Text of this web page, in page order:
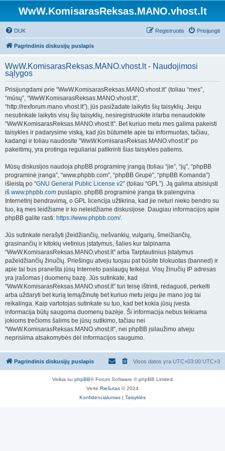
WwW.KomisarasReksas.MANO.vhost.lt
DUK Prisijungti
Registruotis
Pagrindinis diskusijų puslapis
WwW.KomisarasReksas.MANO.vhost.lt - Naudojimosi
sąlygos
Prisijungdami prie “WwW.KomisarasReksas.MANO.vhost.lt” (toliau “mes”,
“mūsų”, “WwW.KomisarasReksas.MANO.vhost.lt”,
“http://rexforum.mano.vhost.lt”), jūs pasižadate laikytis šių taisyklių. Jeigu
nesutinkate laikytis visų šių taisyklių, nesiregistruokite ir/arba nenaudokite
“WwW.KomisarasReksas.MANO.vhost.lt”. Bet kuriuo metu mes galima pakeisti
taisykles ir padarysime viską, kad jūs būtumėte apie tai informuotas, tačiau,
kadangi ir toliau naudosite “WwW.KomisarasReksas.MANO.vhost.lt” po
pakeitimų, yra protinga reguliariai patikrinti šias taisykles patiems.
Mūsų diskusijos naudoja phpBB programinę įrangą (toliau “jie”, “jų”, “phpBB
programinė įranga”, “www.phpbb.com”, “phpBB Grupė”, “phpBB Komanda”)
išleistą po “GNU General Public License v2” (toliau “GPL”). Ją galima atsisiųsti
iš www.phpbb.com puslapio. phpBB programinė įranga tik palengvina
Internetinį bendravimą, o GPL licencija užtikrina, kad jie neturi nieko bendro su
tuo, ką mes leidžiame ir ko neleidžiame diskusijose. Daugiau informacijos apie
phpBB galite rasti: https://www.phpbb.com/.
Jūs sutinkate nerašyti įžeidžiančių, nešvankių, vulgarių, šmeižiančių,
grasinančių ir kitokių vietinius įstatymus, šalies kur talpinama
“WwW.KomisarasReksas.MANO.vhost.lt” arba Tarptautinius Įstatymus
pažeidžiančių žinučių. Priešingu atveju tuojau pat būsite blokuotas (banned) ir
apie tai bus pranešta jūsų Interneto paslaugų teikėjui. Visų žinučių IP adresas
yra įrašomas į duomenų bazę. Jūs sutinkate, kad
“WwW.KomisarasReksas.MANO.vhost.lt” turi teisę ištrinti, redaguoti, perkelti
arba uždaryti bet kurią temą/žinutę bet kuriuo metu jeigu jie mano jog tai
reikalinga. Kaip vartotojas sutinkate su tuo, kad bet kokia jūsų įvesta
informacija būtų saugoma duomenų bazėje. Ši informacija nebus teikiama
jokioms trečioms šalims be jūsų sutikimo, tačiau nei
“WwW.KomisarasReksas.MANO.vhost.lt”, nei phpBB įsilaužimo atveju
neprisiima atsakomybės dėl informacijos saugumo.
Pagrindinis diskusijų puslapis Visos datos yra UTC+03:00 UTC+3
Veikia su phpBB® Forum Software © phpBB Limited
Vertė Riešutas © 2024
Konfidencialumas | Taisyklės